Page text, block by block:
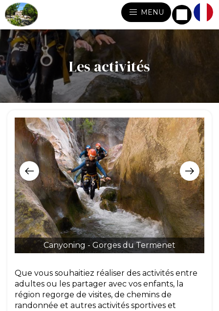
MENU
Les activités
Canyoning - Gorges du Termenet
Que vous souhaitiez réaliser des activités entre
adultes ou les partager avec vos enfants, la
région regorge de visites, de chemins de
randonnée et autres activités sportives et